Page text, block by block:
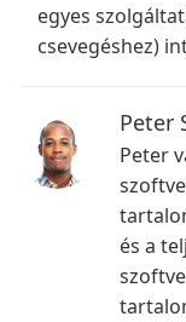
egyes
csevegéshez)
Peter
Peter
és a